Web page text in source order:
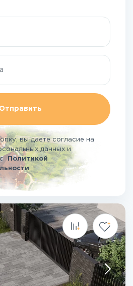
Отправить
вы даете согласие на
данных и
сПолитикой